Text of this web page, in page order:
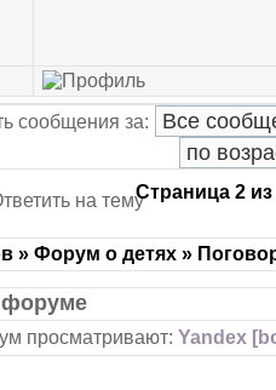
сообщения за:
Страница 2из
» Форум о детях »
форуме
просматривают: Yandex